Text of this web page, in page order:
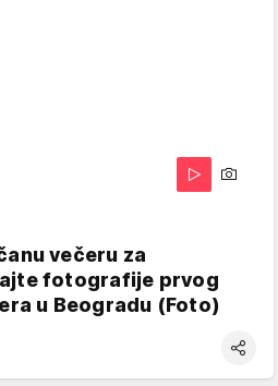
večeru za
fotografije prvog
u Beogradu (Foto)